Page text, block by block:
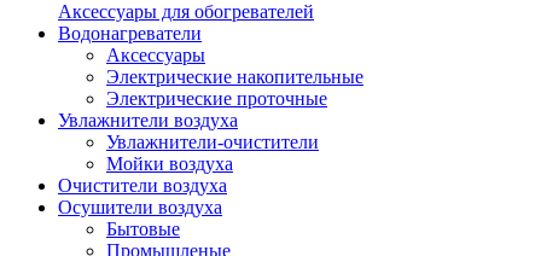
Аксессуары для обогревателей
Водонагреватели
Аксессуары
Электрические накопительные
Электрические проточные
Увлажнители воздуха
Увлажнители-очистители
Мойки воздуха
Очистители воздуха
Осушители воздуха
Бытовые
Промышленые